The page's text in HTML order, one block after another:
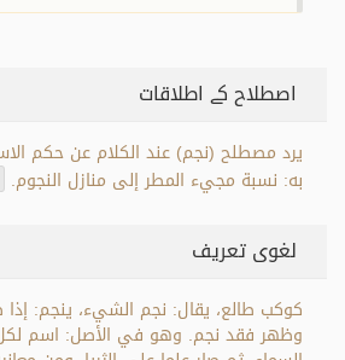
اصطلاح کے اطلاقات
يرد مصطلح (نجم) عند الكلام عن حكم
به: نسبة مجيء المطر إلى منازل النجوم.
لغوی تعریف
كوكب طالع، يقال: نجم الشيء، ينجم:
وظهر فقد نجم. وهو في الأصل: اسم